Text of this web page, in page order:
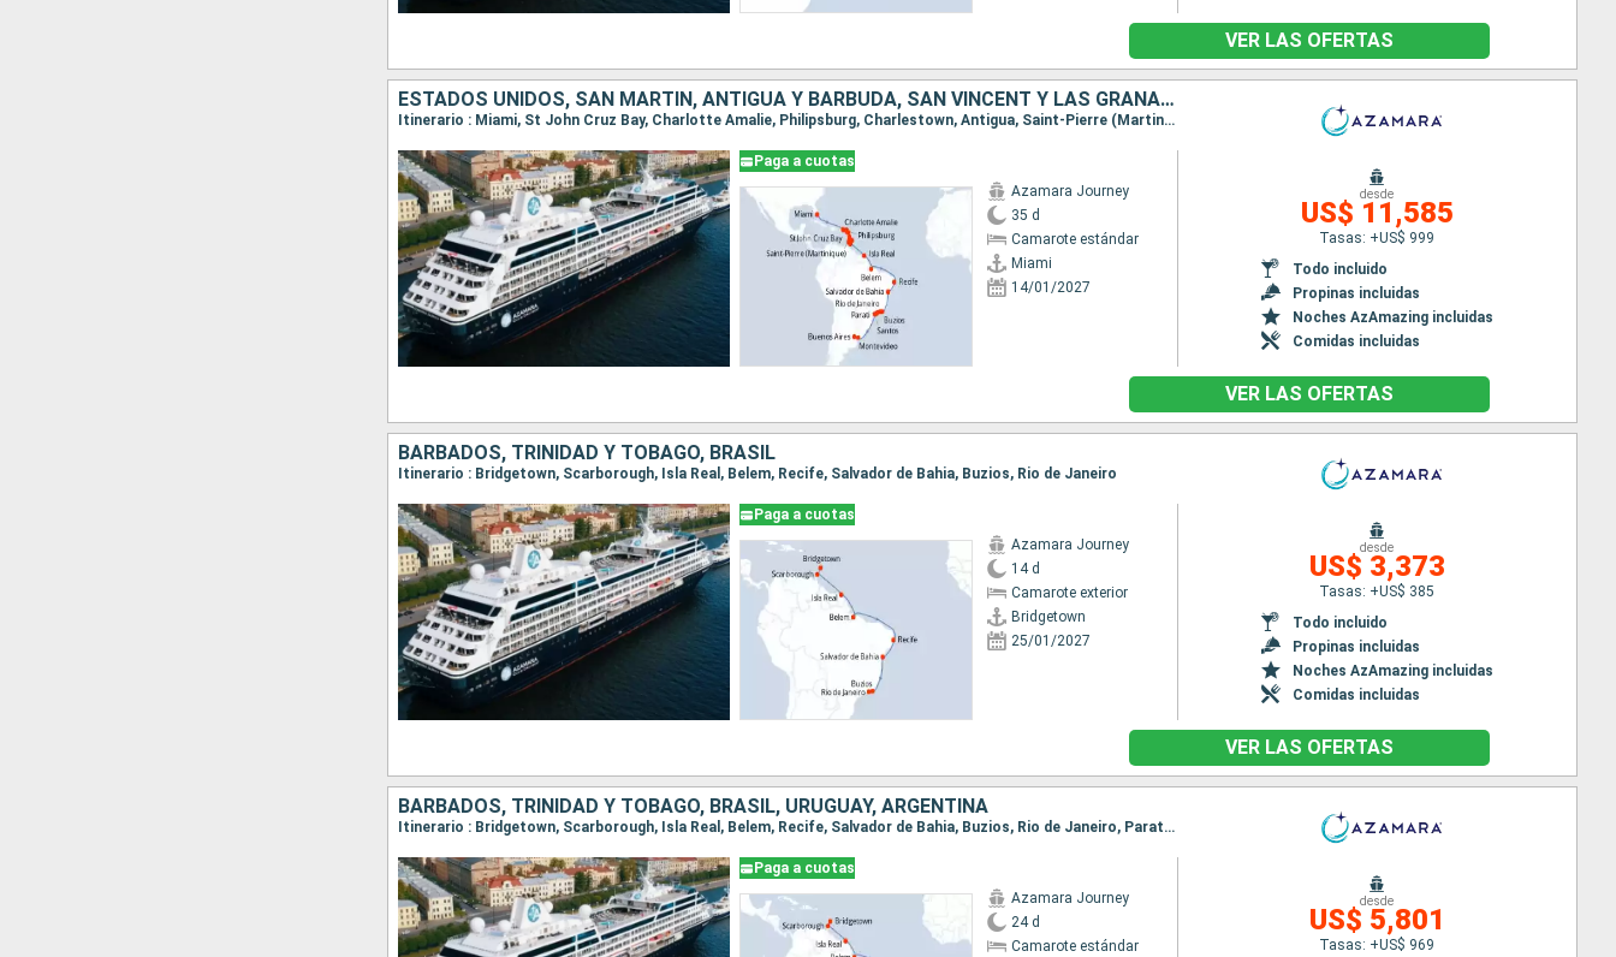
VER LAS OFERTAS
ESTADOS UNIDOS, SAN MARTÍN, ANTIGUA Y BARBUDA, SAN VINCENT Y LAS GRANADINAS, GRENADA, BARBADOS, TRINIDAD Y TOBAGO, BRASIL, URUGUAY, ARGENTINA
Itinerario : Miami, St John Cruz Bay, Charlotte Amalie, Philipsburg, Charlestown, Antigua, Saint-Pierre (Martinique), Port Elisabeth st vincent, Grenada, Bridgetown, Scarborough, Isla Real, Belem, Recife, Salvador de Bahia, Buzios, Rio de Janeiro, Parati, Ilhabella, Santos, Montevideo, Buenos Aires
Paga a cuotas
Azamara Journey
35 d
Camarote estándar
Miami
14/01/2027
desde
US$ 11,585
Tasas: +US$ 999
Todo incluido
Propinas incluidas
Noches AzAmazing incluidas
Comidas incluidas
VER LAS OFERTAS
BARBADOS, TRINIDAD Y TOBAGO, BRASIL
Itinerario : Bridgetown, Scarborough, Isla Real, Belem, Recife, Salvador de Bahia, Buzios, Rio de Janeiro
Paga a cuotas
Azamara Journey
14 d
Camarote exterior
Bridgetown
25/01/2027
desde
US$ 3,373
Tasas: +US$ 385
Todo incluido
Propinas incluidas
Noches AzAmazing incluidas
Comidas incluidas
VER LAS OFERTAS
BARBADOS, TRINIDAD Y TOBAGO, BRASIL, URUGUAY, ARGENTINA
Itinerario : Bridgetown, Scarborough, Isla Real, Belem, Recife, Salvador de Bahia, Buzios, Rio de Janeiro, Parati, Ilhabella, Santos, Montevideo, Buenos Aires
Paga a cuotas
Azamara Journey
24 d
Camarote estándar
desde
US$ 5,801
Tasas: +US$ 969